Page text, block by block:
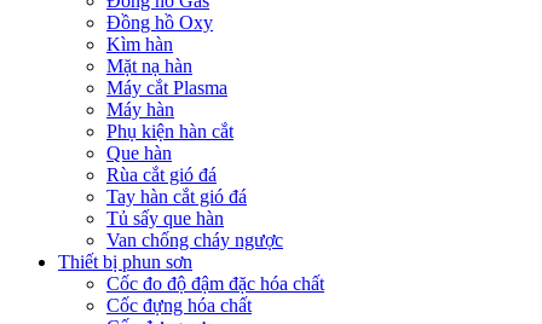
Đồng hồ Oxy
Kìm hàn
Mặt nạ hàn
Máy cắt Plasma
Máy hàn
Phụ kiện hàn cắt
Que hàn
Rùa cắt gió đá
Tay hàn cắt gió đá
Tủ sấy que hàn
Van chống cháy ngược
Thiết bị phun sơn
Cốc đo độ đậm đặc hóa chất
Cốc đựng hóa chất